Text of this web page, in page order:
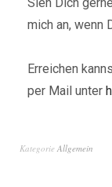
Sieh Dich
mich an, wenn
Erreichen
per Mail unter
Kategorie Allgemein